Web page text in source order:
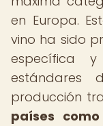
en Europa.
vino ha sido
específica
estándares
producción
países